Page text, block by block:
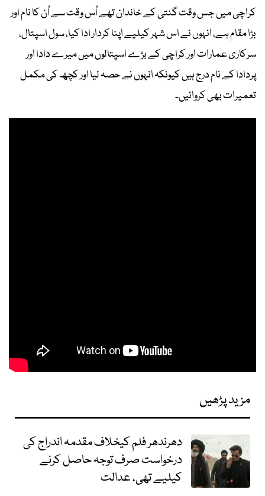
کراچی میں جس وقت گنتی کے خاندان تھے اُس وقت سے اُن کا نام اور
بڑا مقام ہے، انہوں نے اس شہر کیلیے اپنا کردار ادا کیا، سول اسپتال،
سرکاری عمارات اور کراچی کے بڑے اسپتالوں میں میرے دادا اور
پردادا کے نام درج ہیں کیونکہ انہوں نے حصہ لیا اور کچھ کی مکمل
تعمیرات بھی کروائیں۔
مزید پڑھیں
دھرندھر فلم کیخلاف مقدمہ اندراج کی
درخواست صرف توجہ حاصل کرنے
کیلیے تھی، عدالت